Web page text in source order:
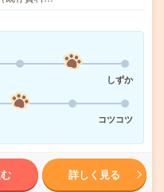
しずか
コツコツ
詳しく見る